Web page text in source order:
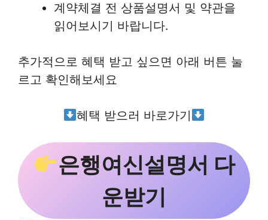
계약체결 전 상품설명서 및 약관을
읽어보시기 바랍니다.
추가적으로 혜택 받고 싶으면 아래 버튼 눌
르고 확인해보세요
혜택 받으러 바로가기
은행여신설명서 다
운받기